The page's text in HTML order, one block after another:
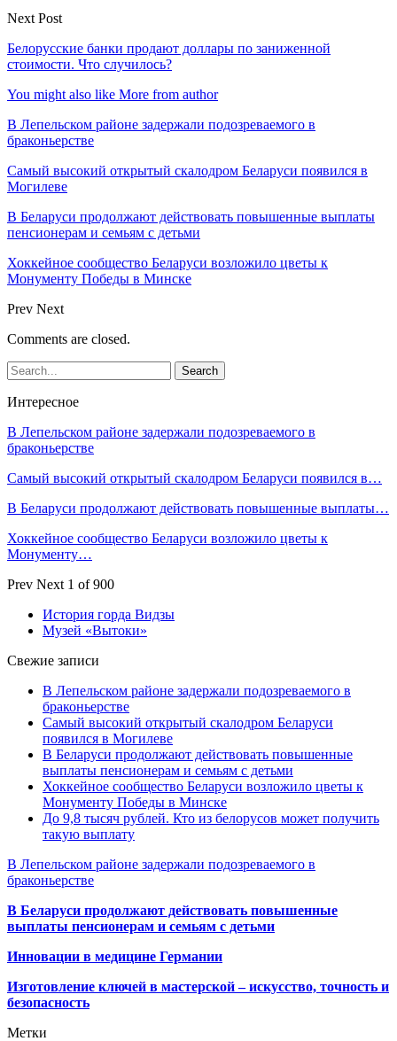
Next Post
Белорусские банки продают доллары по заниженной
стоимости. Что случилось?
You might also like More from author
В Лепельском районе задержали подозреваемого в
браконьерстве
Самый высокий открытый скалодром Беларуси появился в
Могилеве
В Беларуси продолжают действовать повышенные выплаты
пенсионерам и семьям с детьми
Хоккейное сообщество Беларуси возложило цветы к
Монументу Победы в Минске
Prev Next
Comments are closed.
Интересное
В Лепельском районе задержали подозреваемого в
браконьерстве
Самый высокий открытый скалодром Беларуси появился в…
В Беларуси продолжают действовать повышенные выплаты…
Хоккейное сообщество Беларуси возложило цветы к
Монументу…
Prev Next 1 of 900
История горда Видзы
Музей «Вытоки»
Свежие записи
В Лепельском районе задержали подозреваемого в
браконьерстве
Самый высокий открытый скалодром Беларуси
появился в Могилеве
В Беларуси продолжают действовать повышенные
выплаты пенсионерам и семьям с детьми
Хоккейное сообщество Беларуси возложило цветы к
Монументу Победы в Минске
До 9,8 тысяч рублей. Кто из белорусов может получить
такую выплату
В Лепельском районе задержали подозреваемого в
браконьерстве
В Беларуси продолжают действовать повышенные
выплаты пенсионерам и семьям с детьми
Инновации в медицине Германии
Изготовление ключей в мастерской – искусство, точность и
безопасность
Метки